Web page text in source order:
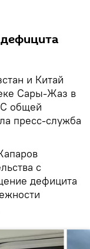
и Китай
Сары-Жаз в
общей
пресс-служба
с
дефицита